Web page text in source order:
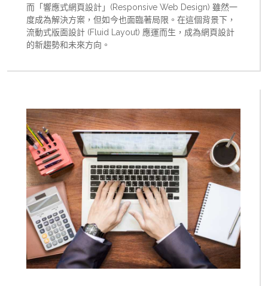
而「響應式網頁設計」(Responsive Web Design) 雖然一
度成為解決方案，但如今也面臨著局限。在這個背景下，
流動式版面設計 (Fluid Layout) 應運而生，成為網頁設計
的新趨勢和未來方向。